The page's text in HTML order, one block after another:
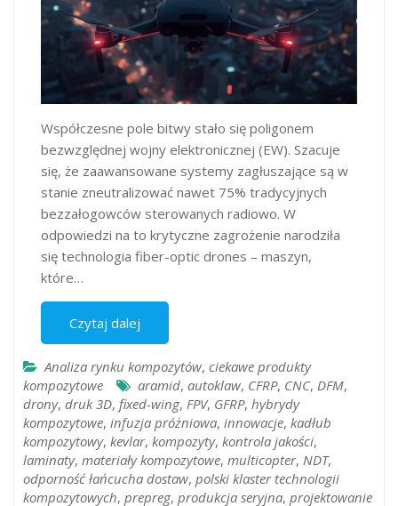
Współczesne pole bitwy stało się poligonem
bezwzględnej wojny elektronicznej (EW). Szacuje
się, że zaawansowane systemy zagłuszające są w
stanie zneutralizować nawet 75% tradycyjnych
bezzałogowców sterowanych radiowo. W
odpowiedzi na to krytyczne zagrożenie narodziła
się technologia fiber-optic drones – maszyn,
które…
Czytaj dalej
Analiza rynku kompozytów, ciekawe produkty
kompozytowe
aramid, autoklaw, CFRP, CNC, DFM,
drony, druk 3D, fixed-wing, FPV, GFRP, hybrydy
kompozytowe, infuzja próżniowa, innowacje, kadłub
kompozytowy, kevlar, kompozyty, kontrola jakości,
laminaty, materiały kompozytowe, multicopter, NDT,
odporność łańcucha dostaw, polski klaster technologii
kompozytowych, prepreg, produkcja seryjna, projektowanie